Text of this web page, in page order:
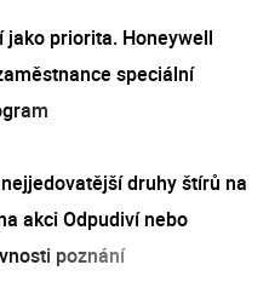
jako priorita. Honeywell
speciální
druhy štírů na
akci Odpudiví nebo
poznání